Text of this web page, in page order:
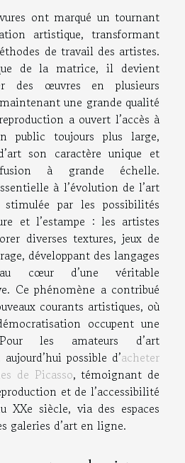
ont marqué un tournant
artistique, transformant
de travail des artistes.
de la matrice, il devient
des œuvres en plusieurs
une grande qualité
a ouvert l’accès à
public toujours plus large,
son caractère unique et
à grande échelle.
à l’évolution de l’art
stimulée par les possibilités
et l’estampe : les artistes
diverses textures, jeux de
développant des langages
cœur d’une véritable
Ce phénomène a contribué
courants artistiques, où
occupent une
les amateurs d’art
possible d’acheter
de Picasso, témoignant de
et de l’accessibilité
XXe siècle, via des espaces
galeries d’art en ligne.